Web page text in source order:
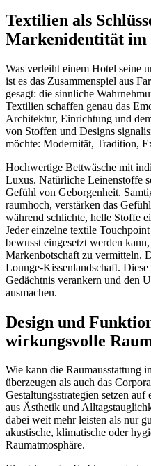
Textilien als
Markenidentität im
Was verleiht einem Hotel seine
ist es das Zusammenspiel aus
gesagt: die sinnliche
Textilien schaffen genau das
Architektur, Einrichtung und
von Stoffen und Designs
möchte: Modernität, Tradition,
Hochwertige Bettwäsche mit
Luxus. Natürliche Leinenstoffe
Gefühl von Geborgenheit.
raumhoch, verstärken das
während schlichte, helle Stoffe
Jeder einzelne textile
bewusst eingesetzt werden
Markenbotschaft zu vermitteln.
Lounge-Kissenlandschaft.
Gedächtnis verankern und den
ausmachen.
Design und
wirkungsvolle
Wie kann die Raumausstattung
überzeugen als auch das
Gestaltungsstrategien setzen
aus Ästhetik und
dabei weit mehr leisten als nur
akustische, klimatische oder
Raumatmosphäre.